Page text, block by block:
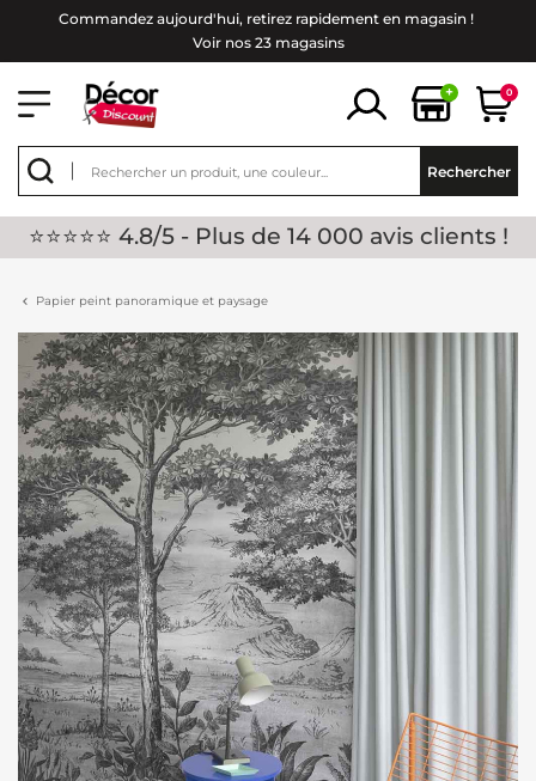
Commandez aujourd'hui, retirez rapidement en magasin !
Voir nos 23 magasins
+ 0
Rechercher
⭐⭐⭐⭐⭐ 4.8/5 - Plus de 14 000 avis clients !
Papier peint panoramique et paysage